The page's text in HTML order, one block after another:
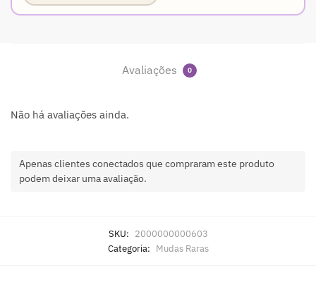
Avaliações 0
Não há avaliações ainda.
Apenas clientes conectados que compraram este produto
podem deixar uma avaliação.
SKU: 2000000000603
Categoria: Mudas Raras